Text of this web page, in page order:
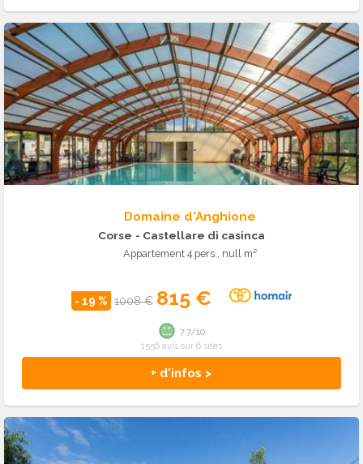
Domaine d'Anghione
Corse - Castellare di casinca
Appartement 4 pers., null m²
- 19 % 1008 € 815 €
+ d'infos >
7.7/10
1556 avis sur 6 sites